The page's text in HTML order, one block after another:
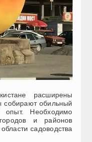
расширены
собирают обильный
опыт. Необходимо
и районов
садоводства